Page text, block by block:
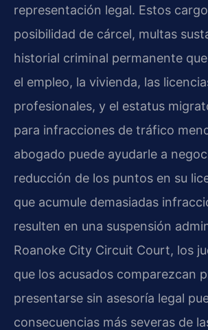
representación legal. Estos
posibilidad de cárcel, multas
historial criminal permanente
el empleo, la vivienda, las
profesionales, y el estatus
para infracciones de tráfico
abogado puede ayudarle a
reducción de los puntos en su
que acumule demasiadas
resulten en una suspensión
Roanoke City Circuit Court, los
que los acusados comparezcan
presentarse sin asesoría legal
consecuencias más severas de